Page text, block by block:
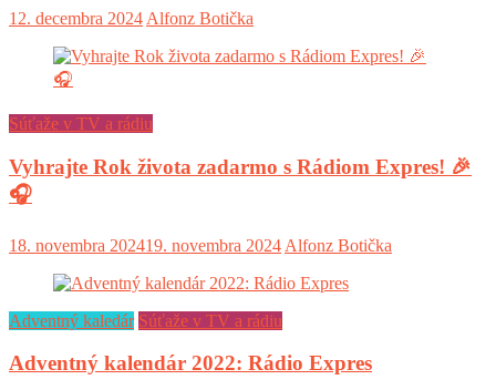
12. decembra 2024 Alfonz Botička
Súťaže v TV a rádiu
Vyhrajte Rok života zadarmo s Rádiom Expres! 🎉
🎧
18. novembra 202419. novembra 2024 Alfonz Botička
Adventný kaledár Súťaže v TV a rádiu
Adventný kalendár 2022: Rádio Expres